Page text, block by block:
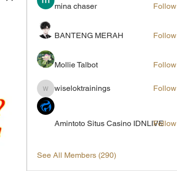
mina chaser Follow
BANTENG MERAH Follow
Mollie Talbot Follow
wiseloktrainings
wiseloktrainings Follow
Amintoto Situs Casino IDNLIVEFollow
See All Members (290)